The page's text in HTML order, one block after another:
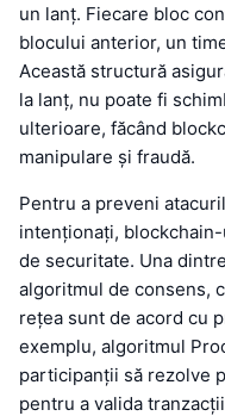
un lanț. Fiecare bloc
blocului anterior, un
Această structură
la lanț, nu poate fi
ulterioare, făcând
manipulare și fraudă.
Pentru a preveni
intenționați,
de securitate. Una
algoritmul de consens,
rețea sunt de acord cu
exemplu, algoritmul
participanții să rezolve
pentru a valida